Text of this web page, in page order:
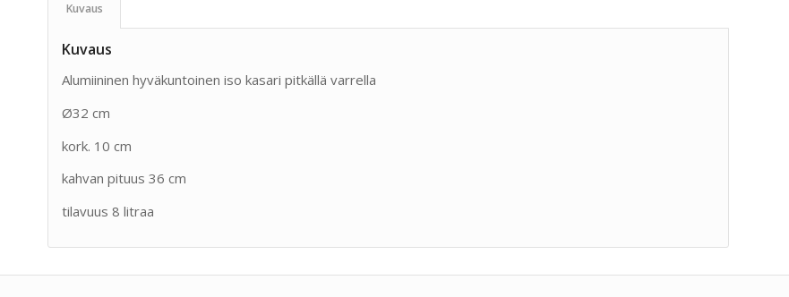
Kuvaus
Kuvaus
Alumiininen hyväkuntoinen iso kasari pitkällä varrella
Ø32 cm
kork. 10 cm
kahvan pituus 36 cm
tilavuus 8 litraa